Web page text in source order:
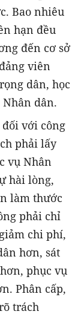
Bao nhiêu
hạn đều
đến cơ sở
viên
dân, học
dân.
với công
phải lấy
vụ Nhân
hài lòng,
làm thước
phải chỉ
chi phí,
hơn, sát
phục vụ
Phân cấp,
trách